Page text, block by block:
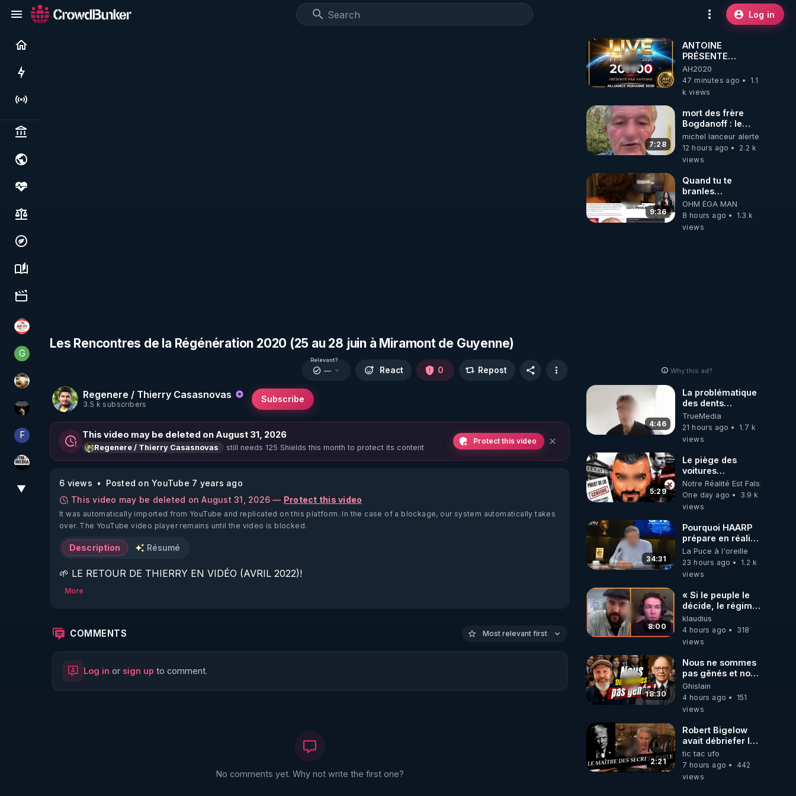
Log in
Politics & institutions
Society, justice & freedoms
Economy, environment & technology
Science, history & spirituality
Culture, media & entertainment
JSF - TV
G Generousbear
patatrak
Infos et vérité
FFinalscape
HYM.MEDIA
▼
Les Rencontres de la Régénération 2020 (25 au 28 juin à Miramont de Guyenne)
Regenere / Thierry Casasnovas
3.5 k subscribers
Subscribe
Relevant?
— React 0 Repost
This video may be deleted on August 31, 2026
Regenere / Thierry Casasnovas still needs 125 Shields this month to protect its content
Protect this video
6 views
Posted on YouTube 7 years ago
This video may be deleted on August 31, 2026 — Protect this video
It was automatically imported from YouTube and replicated on this platform. In the case of a blockage, our system automatically takes
over. The YouTube video player remains until the video is blocked.
Description Résumé
🌱 LE RETOUR DE THIERRY EN VIDÉO (AVRIL 2022)!
🌱 LE MAGAZINE RÉGÉNÈRE
http://rgnr.li/ymag
More
COMMENTS Most relevant first
Log in or sign up to comment.
No comments yet. Why not write the first one?
ANTOINE
PRÉSENTE
AH2020 LE LIVE
20H ***DU
06/08/2026***
AH2020
47 minutes ago
1.1
k views
7:28
mort des frère
Bogdanoff : le
mensonge d état
michel lanceur alerte
12 hours ago
2.2 k
views
9:36
Quand tu te
branles
bonhomme tu
émets des ondes
ils ont juste omis
OHM ÉGA MAN
8 hours ago
1.3 k
views
Why this ad?
4:46
La problématique
des dents
dévitalisées et
des implants
TrueMedia
21 hours ago
1.7 k
views
5:29
Le piège des
voitures
électriques se
referme sur les
usagers !
Notre Réalité Est Falsifiée Et
One day ago
3.9 k
views
34:31
Pourquoi HAARP
prépare en réalité
un CHAOS
climatique, on
répond
La Puce à l'oreille
23 hours ago
1.2 k
views
8:00
« Si le peuple le
décide, le régime
peut tomber
demain ! »
klaudius
4 hours ago
318
views
18:30
Nous ne sommes
pas gênés et nous
n’avons pas
besoin de nous
excuser ! #jw
#collegecentral
Ghislain
4 hours ago
151
views
2:21
Robert Bigelow
avait débriefer le
pédophile
génocidaire de
donald j trump
tic tac ufo
7 hours ago
442
views